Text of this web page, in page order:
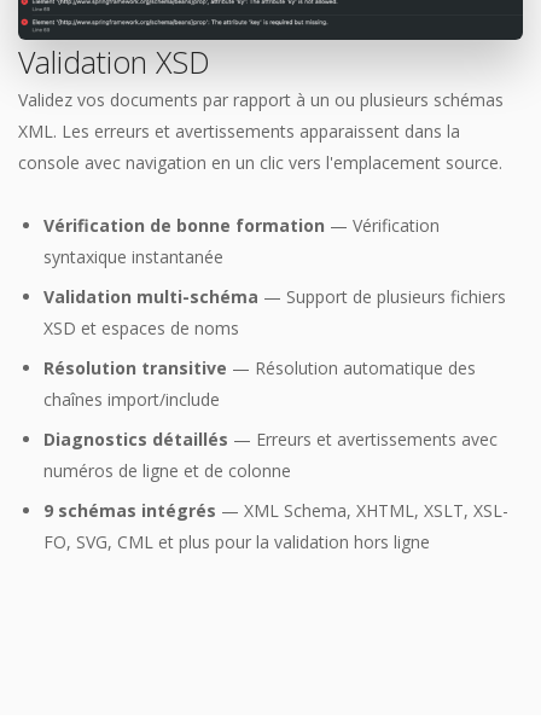
Validation XSD
Validez vos documents par rapport à un ou plusieurs schémas
XML. Les erreurs et avertissements apparaissent dans la
console avec navigation en un clic vers l'emplacement source.
Vérification de bonne formation — Vérification
syntaxique instantanée
Validation multi-schéma — Support de plusieurs fichiers
XSD et espaces de noms
Résolution transitive — Résolution automatique des
chaînes import/include
Diagnostics détaillés — Erreurs et avertissements avec
numéros de ligne et de colonne
9 schémas intégrés — XML Schema, XHTML, XSLT, XSL-
FO, SVG, CML et plus pour la validation hors ligne